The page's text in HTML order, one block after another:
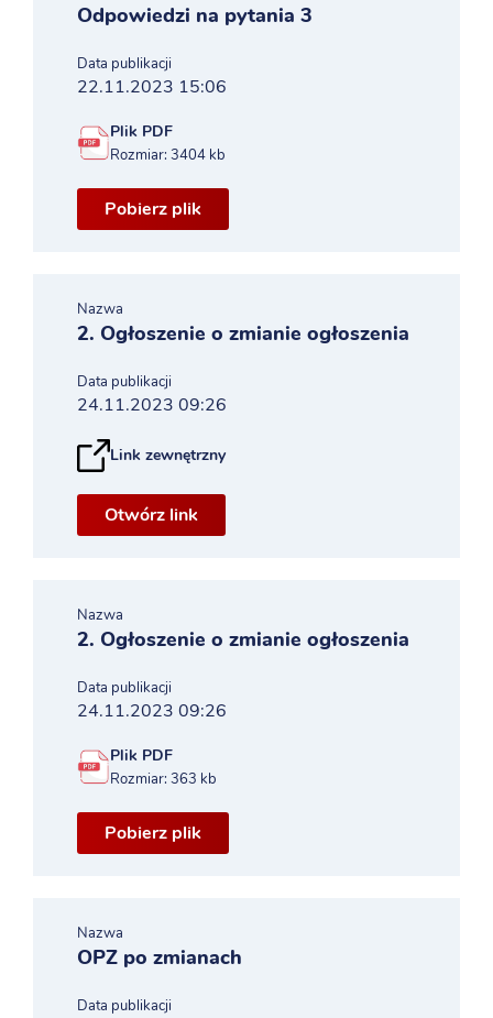
Odpowiedzi na pytania 3
Data publikacji
22.11.2023 15:06
Plik PDF
Rozmiar: 3404 kb
Pobierz plik
Nazwa
2. Ogłoszenie o zmianie ogłoszenia
Data publikacji
24.11.2023 09:26
Link zewnętrzny
Otwórz link
Nazwa
2. Ogłoszenie o zmianie ogłoszenia
Data publikacji
24.11.2023 09:26
Plik PDF
Rozmiar: 363 kb
Pobierz plik
Nazwa
OPZ po zmianach
Data publikacji